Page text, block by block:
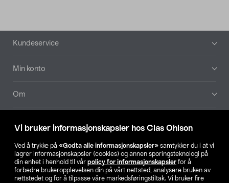
Vi bruker informasjonskapsler hos Clas Ohlson
Ved å trykke på «Godta alle informasjonskapsler» samtykker du i at vi
lagrer informasjonskapsler (cookies) og annen sporingsteknologi på
din enhet i henhold til vår policy for informasjonskapsler for å
forbedre brukeropplevelsen din på vårt nettsted, analysere bruken av
nettstedet og for å tilpasse våre markedsføringstiltak. Vi bruker fire
Bunntekst
Kundeservice
Min konto
Om
Våre selskaper
Finn din butikk